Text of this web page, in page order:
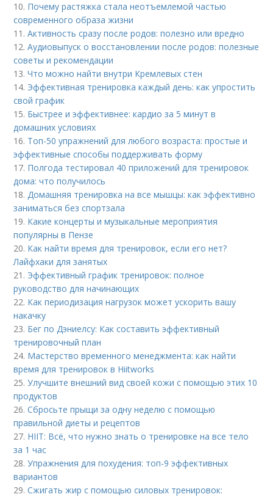
10. Почему растяжка стала неотъемлемой частью
современного образа жизни
11.Активность сразу после родов: полезно или вредно
12.Аудиовыпуск о восстановлении после родов: полезные
советы и рекомендации
13.Что можно найти внутри Кремлевых стен
14. Эффективная тренировка каждый день: как упростить
свой график
15. Быстрее и эффективнее: кардио за 5 минут в
домашних условиях
16. Топ-50 упражнений для любого возраста: простые и
эффективные способы поддерживать форму
17. Полгода тестировал 40 приложений для тренировок
дома: что получилось
18.Домашняя тренировка на все мышцы: как эффективно
заниматься без спортзала
19. Какие концерты и музыкальные мероприятия
популярны в Пензе
20. Как найти время для тренировок, если его нет?
Лайфхаки для занятых
21. Эффективный график тренировок: полное
руководство для начинающих
22. Как периодизация нагрузок может ускорить вашу
накачку
23. Бег по Дэниелсу: Как составить эффективный
тренировочный план
24. Мастерство временного менеджмента: как найти
время для тренировок в Hiitworks
25.Улучшите внешний вид своей кожи с помощью этих 10
продуктов
26.Сбросьте прыщи за одну неделю с помощью
правильной диеты и рецептов
27. HIIT: Всё, что нужно знать о тренировке на все тело
за 1 час
28.Упражнения для похудения: топ-9 эффективных
вариантов
29.Сжигать жир с помощью силовых тренировок: